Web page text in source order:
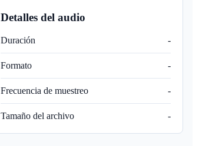
Detalles del audio
Duración -
Formato -
Frecuencia de muestreo -
Tamaño del archivo -